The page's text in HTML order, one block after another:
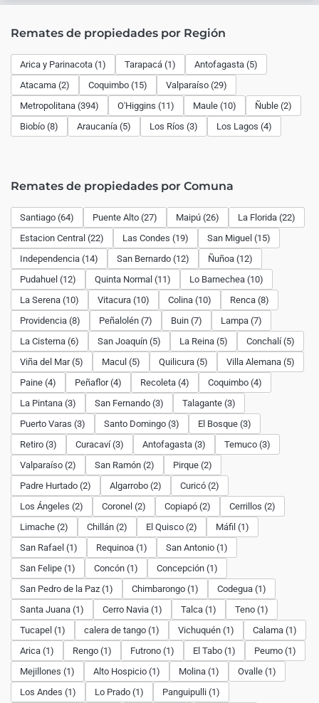
Remates de propiedades por Región
Arica y Parinacota (1) Tarapacá (1)
Antofagasta (5)
Atacama (2)
Coquimbo (15)
Valparaíso (29)
Metropolitana (394)
O'Higgins (11) Maule (10)
Ñuble (2)
Biobío (8)
Araucanía (5) Los Ríos (3) Los Lagos (4)
Remates de propiedades por Comuna
Santiago (64) Puente Alto (27) Maipú (26)
La Florida (22)
Estacion Central (22)
Las Condes (19)
San Miguel (15)
Independencia (14)
San Bernardo (12)
Ñuñoa (12)
Pudahuel (12)
Quinta Normal (11)
Lo Barnechea (10)
La Serena (10)
Vitacura (10) Colina (10)
Renca (8)
Providencia (8)
Peñalolén (7) Buin (7)
Lampa (7)
La Cisterna (6)
San Joaquín (5) La Reina (5)
Conchalí (5)
Viña del Mar (5)
Macul (5) Quilicura (5)
Villa Alemana (5)
Paine (4)
Peñaflor (4) Recoleta (4)
Coquimbo (4)
La Pintana (3)
San Fernando (3)
Talagante (3)
Puerto Varas (3)
Santo Domingo (3)
El Bosque (3)
Retiro (3)
Curacaví (3) Antofagasta (3)
Temuco (3)
Valparaíso (2)
San Ramón (2)
Pirque (2)
Padre Hurtado (2)
Algarrobo (2)
Curicó (2)
Los Ángeles (2)
Coronel (2) Copiapó (2)
Cerrillos (2)
Limache (2)
Chillán (2) El Quisco (2)
Máfil (1)
San Rafael (1)
Requinoa (1)
San Antonio (1)
San Felipe (1)
Concón (1)
Concepción (1)
San Pedro de la Paz (1)
Chimbarongo (1)
Codegua (1)
Santa Juana (1)
Cerro Navia (1) Talca (1)
Teno (1)
Tucapel (1)
calera de tango (1) Vichuquén (1)
Calama (1)
Arica (1)
Rengo (1) Futrono (1) El Tabo (1)
Peumo (1)
Mejillones (1)
Alto Hospicio (1) Molina (1)
Ovalle (1)
Los Andes (1)
Lo Prado (1)
Panguipulli (1)